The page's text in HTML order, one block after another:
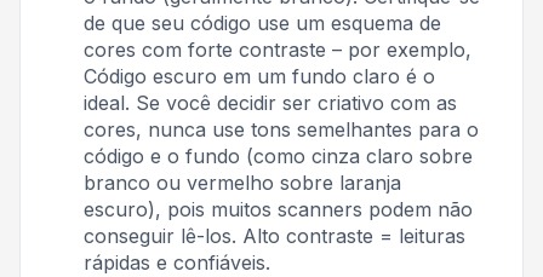
de que seu código use um esquema de
cores com forte contraste – por exemplo,
Código escuro em um fundo claro é o
ideal. Se você decidir ser criativo com as
cores, nunca use tons semelhantes para o
código e o fundo (como cinza claro sobre
branco ou vermelho sobre laranja
escuro), pois muitos scanners podem não
conseguir lê-los. Alto contraste = leituras
rápidas e confiáveis.